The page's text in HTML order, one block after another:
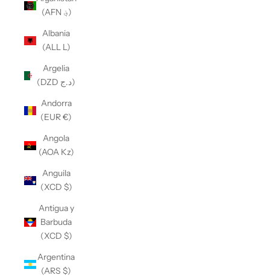
(AFN ؋)
Albania
(ALL L)
Argelia
(DZD د.ج)
Andorra
(EUR €)
Angola
(AOA Kz)
Anguila
(XCD $)
Antigua y
Barbuda
(XCD $)
Argentina
(ARS $)